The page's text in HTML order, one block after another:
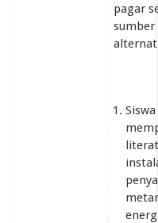
pagar
Siswa